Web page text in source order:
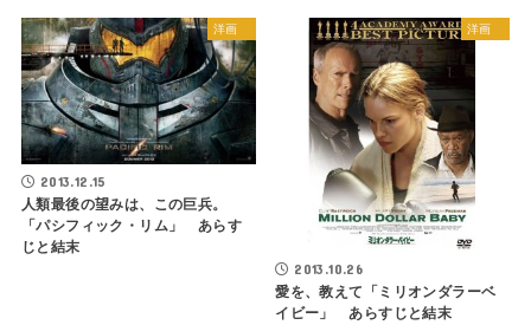
洋画
2013.12.15
人類最後の望みは、この巨兵。
「パシフィック・リム」 あらす
じと結末
洋画
2013.10.26
愛を、教えて「ミリオンダラーベ
イビー」 あらすじと結末